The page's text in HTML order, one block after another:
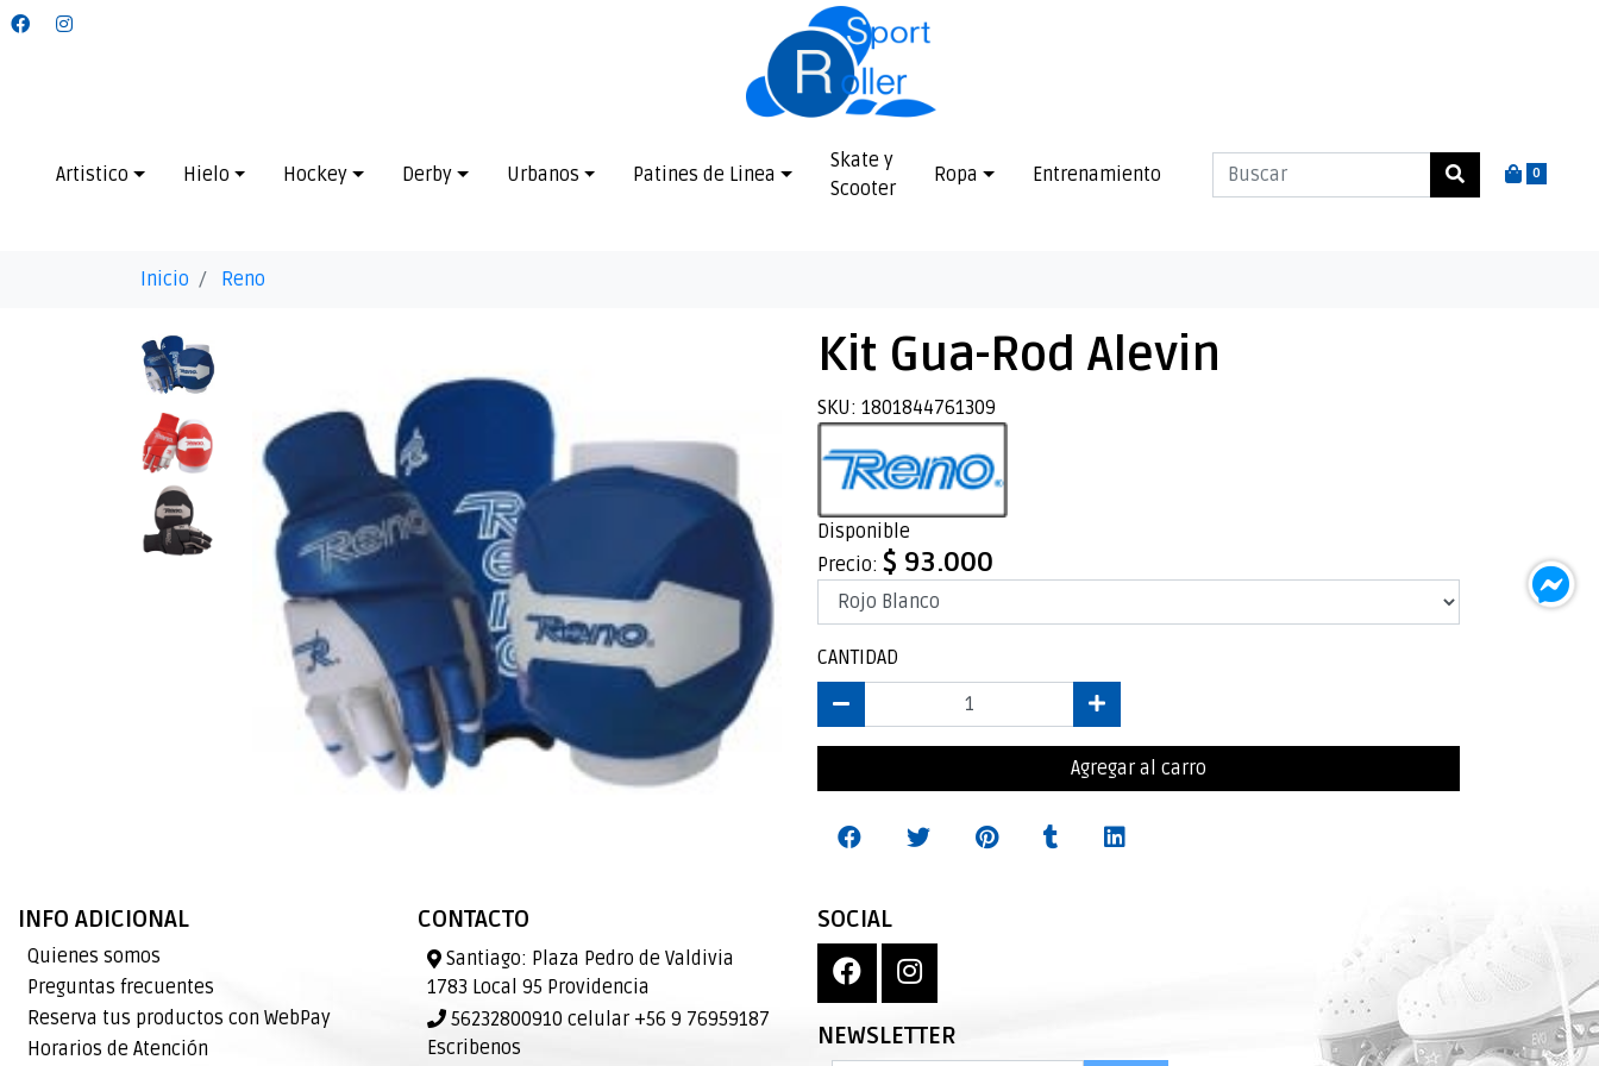
0
Artistico Hielo Hockey Derby Urbanos Patines de Linea
Skate y
Scooter
Ropa Entrenamiento
Inicio Reno
Kit Gua-Rod Alevin
SKU: 1801844761309
Disponible
Precio: $ 93.000
CANTIDAD
Agregar al carro
INFO ADICIONAL
Quienes somos
Preguntas frecuentes
Reserva tus productos con WebPay
Horarios de Atención
CONTACTO
Santiago: Plaza Pedro de Valdivia
1783 Local 95 Providencia
56232800910 celular +56 9 76959187
Escribenos
SOCIAL
NEWSLETTER